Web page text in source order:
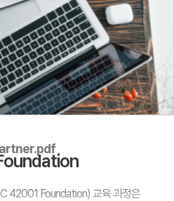
42001 Foundation) 교육 과정은